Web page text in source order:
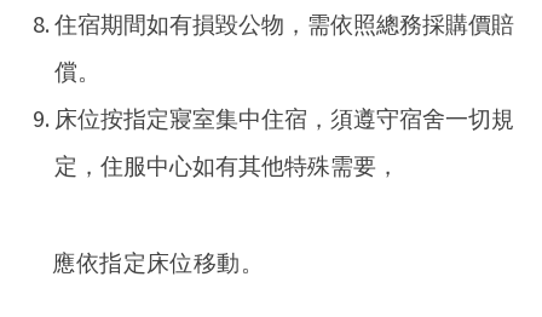
住宿期間如有損毀公物，需依照總務採購價賠
償。
床位按指定寢室集中住宿，須遵守宿舍一切規
定，住服中心如有其他特殊需要，
應依指定床位移動。